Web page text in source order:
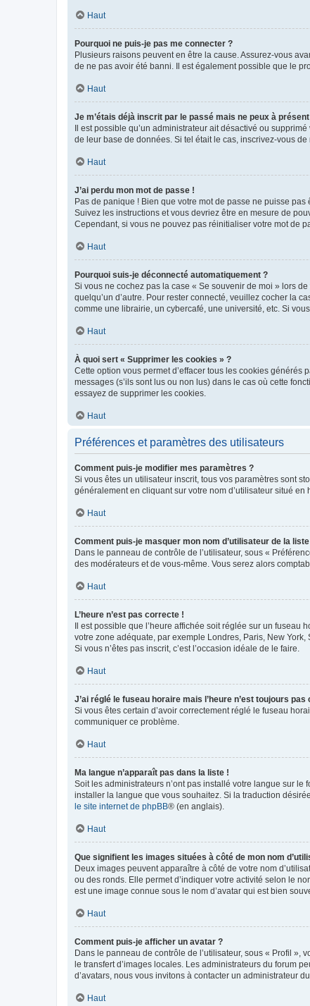
Haut
Pourquoi ne puis-je pas me connecter ?
Plusieurs raisons peuvent en être la cause. Assurez-vous
de ne pas avoir été banni. Il est également possible que le
Haut
Je m’étais déjà inscrit par le passé mais ne peux à
Il est possible qu’un administrateur ait désactivé ou
de leur base de données. Si tel était le cas, inscrivez-vous
Haut
J’ai perdu mon mot de passe !
Pas de panique ! Bien que votre mot de passe ne puisse
Suivez les instructions et vous devriez être en mesure de
Cependant, si vous ne pouvez pas réinitialiser votre mot de
Haut
Pourquoi suis-je déconnecté automatiquement ?
Si vous ne cochez pas la case « Se souvenir de moi » lors
quelqu’un d’autre. Pour rester connecté, veuillez cocher la
comme une librairie, un cybercafé, une université, etc. Si
Haut
À quoi sert « Supprimer les cookies » ?
Cette option vous permet d’effacer tous les cookies
messages (s’ils sont lus ou non lus) dans le cas où cette
essayez de supprimer les cookies.
Haut
Préférences et paramètres des utilisateurs
Comment puis-je modifier mes paramètres ?
Si vous êtes un utilisateur inscrit, tous vos paramètres sont
généralement en cliquant sur votre nom d’utilisateur situé
Haut
Comment puis-je masquer mon nom d’utilisateur de la
Dans le panneau de contrôle de l’utilisateur, sous «
des modérateurs et de vous-même. Vous serez alors
Haut
L’heure n’est pas correcte !
Il est possible que l’heure affichée soit réglée sur un
votre zone adéquate, par exemple Londres, Paris, New
Si vous n’êtes pas inscrit, c’est l’occasion idéale de le faire.
Haut
J’ai réglé le fuseau horaire mais l’heure n’est toujours pas
Si vous êtes certain d’avoir correctement réglé le fuseau
communiquer ce problème.
Haut
Ma langue n’apparaît pas dans la liste !
Soit les administrateurs n’ont pas installé votre langue sur le
installer la langue que vous souhaitez. Si la traduction
le site internet de phpBB® (en anglais).
Haut
Que signifient les images situées à côté de mon nom
Deux images peuvent apparaître à côté de votre nom
ou des ronds. Elle permet d’indiquer votre activité selon le
est une image connue sous le nom d’avatar qui est bien
Haut
Comment puis-je afficher un avatar ?
Dans le panneau de contrôle de l’utilisateur, sous « Profil »,
le transfert d’images locales. Les administrateurs du forum
d’avatars, nous vous invitons à contacter un administrateur
Haut